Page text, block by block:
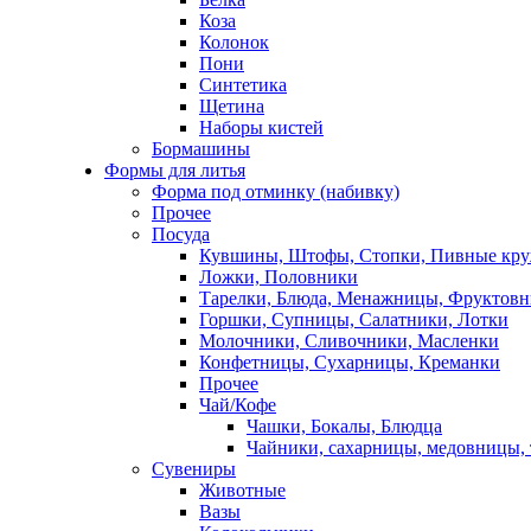
Коза
Колонок
Пони
Синтетика
Щетина
Наборы кистей
Бормашины
Формы для литья
Форма под отминку (набивку)
Прочее
Посуда
Кувшины, Штофы, Стопки, Пивные
Ложки, Половники
Тарелки, Блюда, Менажницы,
Горшки, Супницы, Салатники, Лотки
Молочники, Сливочники, Масленки
Конфетницы, Сухарницы, Креманки
Прочее
Чай/Кофе
Чашки, Бокалы, Блюдца
Чайники, сахарницы, медовницы,
Сувениры
Животные
Вазы